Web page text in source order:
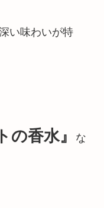
い味わいが特
の香水』
な